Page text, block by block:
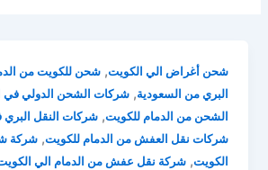
شحن أغراض الي الكويت,شحن للكويت من
البري من السعودية,شركات الشحن الدولي في
الشحن من الدمام للكويت,شركات النقل البري
شركات نقل العفش من الدمام للكويت,شركة
الكويت,شركة نقل عفش من الدمام الي